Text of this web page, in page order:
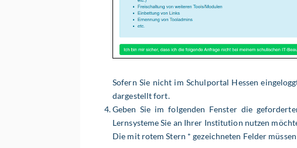
Sofern Sie nicht im Schulportal Hessen
dargestellt fort.
Geben Sie im folgenden Fenster die
Lernsysteme Sie an Ihrer Institution nutzen
Die mit rotem Stern * gezeichneten Felder